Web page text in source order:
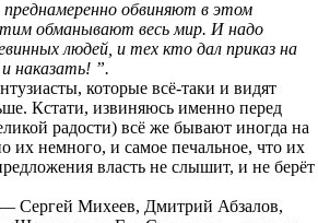
обвиняют в этом
обманывают весь мир. И надо
людей, и тех кто дал приказ на
наказать! ”.
которые всё-таки и видят
Кстати, извиняюсь именно перед
радости) всё же бывают иногда на
их немного, и самое печальное, что их
власть не слышит, и не берёт
Сергей Михеев, Дмитрий Абзалов,